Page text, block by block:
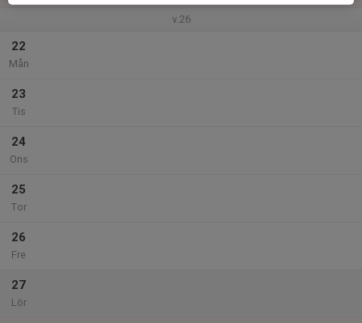
v.26
22
Mån
23
Tis
24
Ons
25
Tor
26
Fre
27
Lör